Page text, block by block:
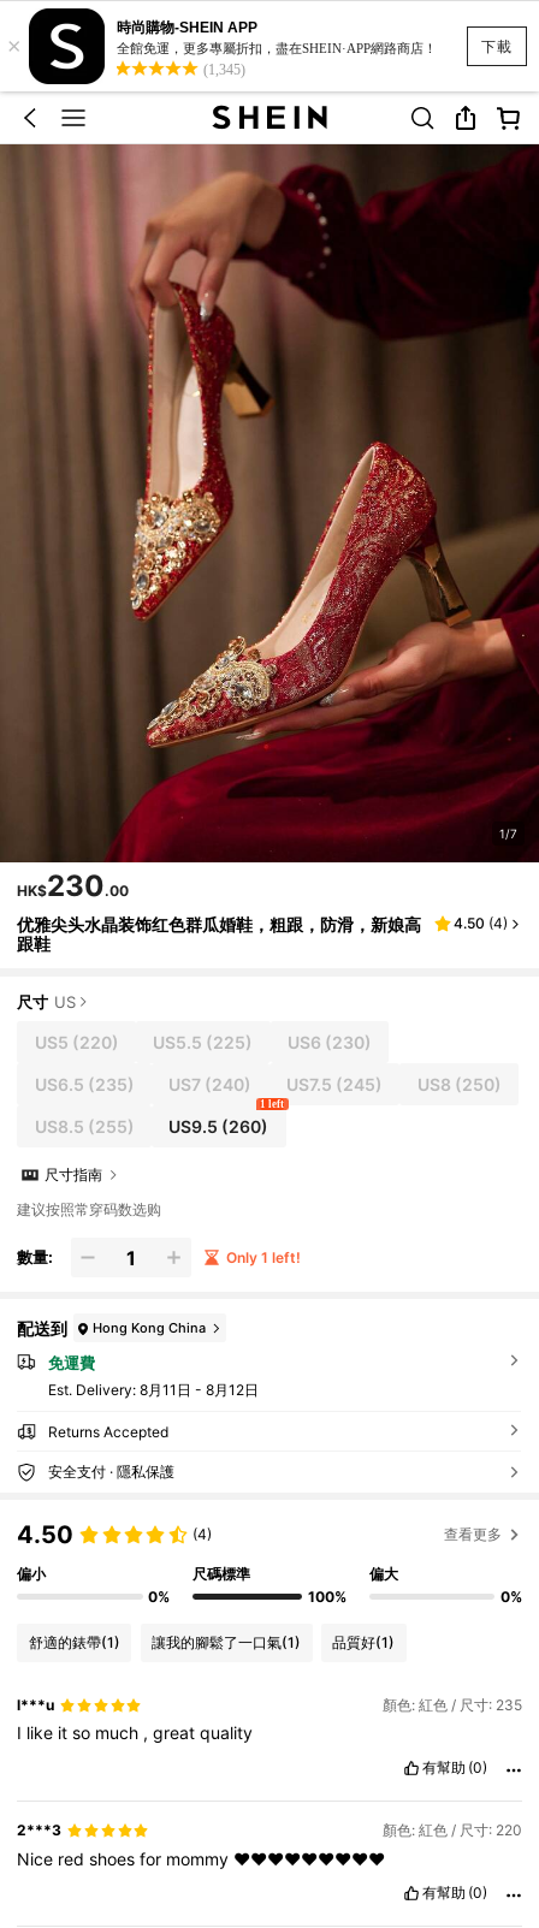
下載
×
時尚購物-SHEIN APP
全館免運，更多專屬折扣，盡在SHEIN·APP網路商店！
(1,345)
1/7
HK$230.00
优雅尖头水晶装饰红色群瓜婚鞋，粗跟，防滑，新娘高
跟鞋
4.50 (4)
尺寸 US
US5 (220) US5.5 (225) US6 (230)
US6.5 (235) US7 (240) US7.5 (245) US8 (250)
US8.5 (255) US9.5 (260)
1 left
尺寸指南
建议按照常穿码数选购
數量: Only 1 left!
配送到 Hong Kong China
免運費
​Est. Delivery: 8月11日 - 8月12日
Returns Accepted
安全支付 · 隱私保護
4.50 (4) 查看更多
偏小
0%
尺碼標準
100%
偏大
0%
舒適的錶帶(1) 讓我的腳鬆了一口氣(1) 品質好(1)
l***u 顏色: 紅色 / 尺寸: 235
I like itso much ,greatquality
有幫助 (0)
2***3 顏色: 紅色 / 尺寸: 220
Nice redshoesfor mommy ❤️❤️❤️❤️❤️❤️❤️❤️❤️
有幫助 (0)